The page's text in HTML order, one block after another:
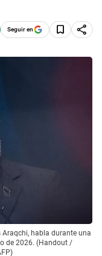
Seguir en
Araqchi, habla durante una
de 2026. (Handout /